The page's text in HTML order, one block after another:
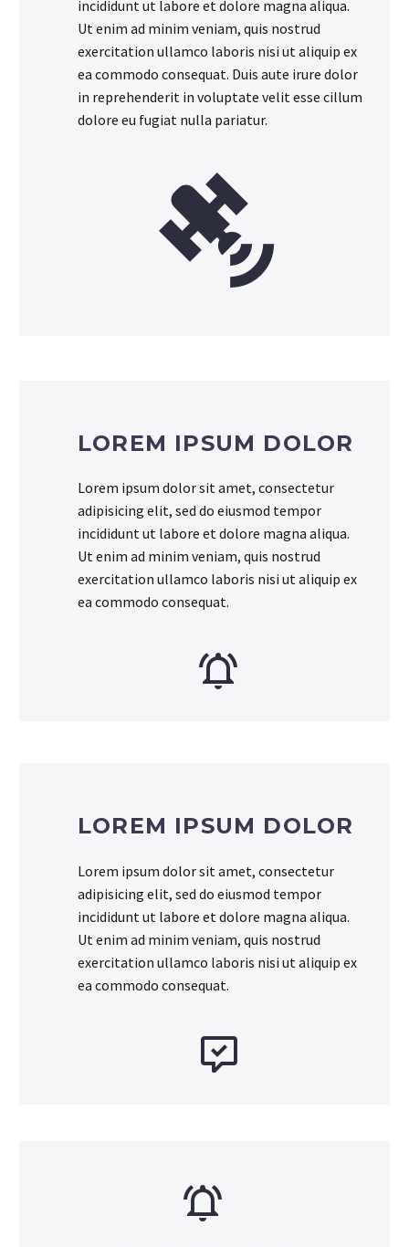
incididunt ut labore et dolore magna aliqua.
Ut enim ad minim veniam, quis nostrud
exercitation ullamco laboris nisi ut aliquip ex
ea commodo consequat. Duis aute irure dolor
in reprehenderit in voluptate velit esse cillum
dolore eu fugiat nulla pariatur.


LOREM IPSUM DOLOR
Lorem ipsum dolor sit amet, consectetur
adipisicing elit, sed do eiusmod tempor
incididunt ut labore et dolore magna aliqua.
Ut enim ad minim veniam, quis nostrud
exercitation ullamco laboris nisi ut aliquip ex
ea commodo consequat.


LOREM IPSUM DOLOR
Lorem ipsum dolor sit amet, consectetur
adipisicing elit, sed do eiusmod tempor
incididunt ut labore et dolore magna aliqua.
Ut enim ad minim veniam, quis nostrud
exercitation ullamco laboris nisi ut aliquip ex
ea commodo consequat.



